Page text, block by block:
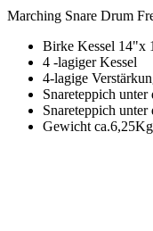
Marching Snare Drum
Birke Kessel 14"x
4 -lagiger Kessel
4-lagige
Snareteppich
Snareteppich unter
Gewicht ca.6,25Kg